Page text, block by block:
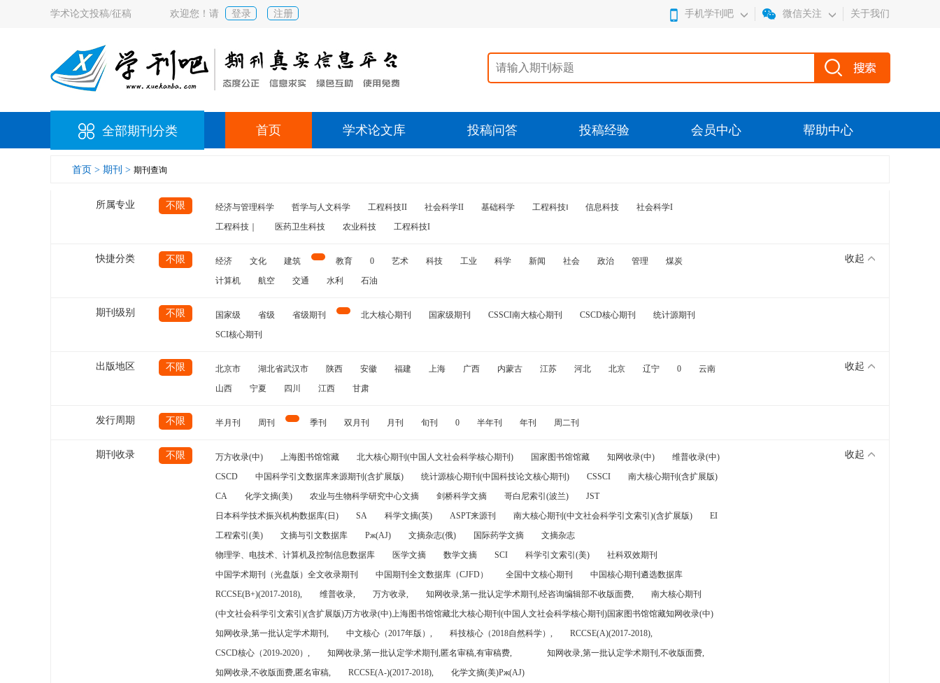
学术论文投稿/征稿 欢迎您！请 登录 注册 手机学刊吧 微信关注 关于我们
全部期刊分类 首页 学术论文库 投稿问答 投稿经验 会员中心 帮助中心
首页 > 期刊 > 期刊查询
所属专业 不限 经济与管理科学 哲学与人文科学 工程科技II 社会科学II 基础科学 工程科技‖ 信息科技
社会科学I
工程科技｜
医药卫生科技 农业科技 工程科技I
快捷分类 不限 经济 文化 建筑 教育 0 艺术 科技 工业 科学 新闻 社会 政治 管理
煤炭
计算机
航空 交通 水利 石油
收起
期刊级别 不限 国家级 省级 省级期刊 北大核心期刊 国家级期刊 CSSCI南大核心期刊 CSCD核心期刊
统计源期刊
SCI核心期刊
出版地区 不限 北京市 湖北省武汉市 陕西 安徽 福建 上海 广西 内蒙古 江苏 河北 北京 辽宁 0
云南
山西
宁夏 四川 江西 甘肃
收起
发行周期 不限 半月刊 周刊 季刊 双月刊 月刊 旬刊 0 半年刊 年刊 周二刊
期刊收录 不限 万方收录(中) 上海图书馆馆藏 北大核心期刊(中国人文社会科学核心期刊) 国家图书馆馆藏 知网收录(中)
维普收录(中)
CSCD
中国科学引文数据库来源期刊(含扩展版) 统计源核心期刊(中国科技论文核心期刊) CSSCI
南大核心期刊(含扩展版)
CA
化学文摘(美) 农业与生物科学研究中心文摘 剑桥科学文摘 哥白尼索引(波兰)
JST
日本科学技术振兴机构数据库(日)
SA 科学文摘(英) ASPT来源刊 南大核心期刊(中文社会科学引文索引)(含扩展版)
EI
工程索引(美)
文摘与引文数据库 Pж(AJ) 文摘杂志(俄) 国际药学文摘
文摘杂志
物理学、电技术、计算机及控制信息数据库
医学文摘 数学文摘 SCI 科学引文索引(美)
社科双效期刊
中国学术期刊（光盘版）全文收录期刊
中国期刊全文数据库（CJFD） 全国中文核心期刊
中国核心期刊遴选数据库
RCCSE(B+)(2017-2018),
维普收录, 万方收录, 知网收录,第一批认定学术期刊,经咨询编辑部不收版面费,
南大核心期刊
(中文社会科学引文索引)(含扩展版)万方收录(中)上海图书馆馆藏北大核心期刊(中国人文社会科学核心期刊)国家图书馆馆藏知网收录(中)
知网收录,第一批认定学术期刊,
中文核心（2017年版）, 科技核心（2018自然科学）,
RCCSE(A)(2017-2018),
CSCD核心（2019-2020）,
知网收录,第一批认定学术期刊,匿名审稿,有审稿费,
知网收录,第一批认定学术期刊,不收版面费,
知网收录,不收版面费,匿名审稿,
RCCSE(A-)(2017-2018),
化学文摘(美)Pж(AJ)
收起